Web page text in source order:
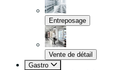
Entreposage
Vente de détail
Gastro